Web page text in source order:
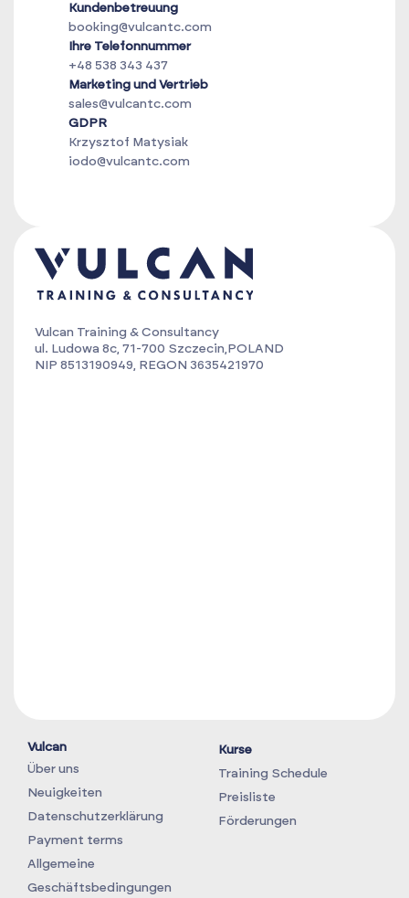
Kundenbetreuung
booking@vulcantc.com
Ihre Telefonnummer
+48 538 343 437
Marketing und Vertrieb
sales@vulcantc.com
GDPR
Krzysztof Matysiak
iodo@vulcantc.com
Vulcan Training & Consultancy
ul. Ludowa 8c, 71-700 Szczecin,POLAND
NIP 8513190949, REGON 3635421970
Vulcan
Über uns
Neuigkeiten
Datenschutzerklärung
Payment terms
Allgemeine
Geschäftsbedingungen
Kurse
Training Schedule
Preisliste
Förderungen